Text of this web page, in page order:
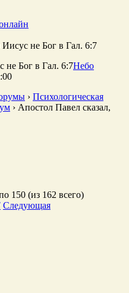
Иисус не Бог в Гал. 6:7
не Бог в Гал. 6:7Небо
› Психологическая
› Апостол Павел сказал,
150 (из 162 всего)
Следующая